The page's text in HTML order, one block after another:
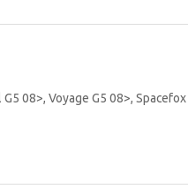
G5 08>, Voyage G5 08>,